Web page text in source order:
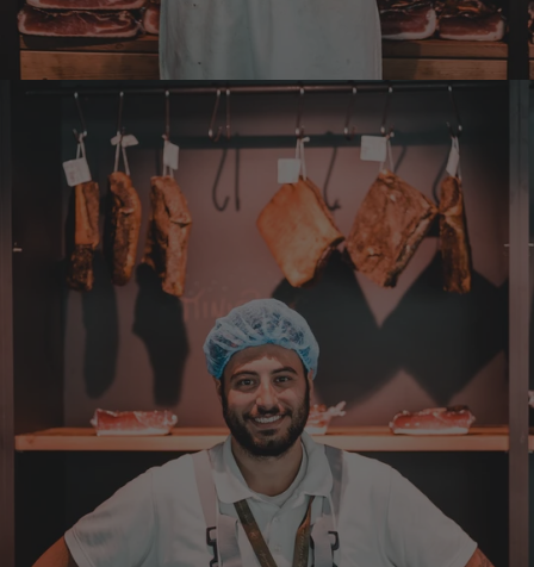
Verifizierter Kunde
Bisher alles lecker und gut.
7.8.2026
Roland
Verifizierter Kunde
Hallo Ich konnte erst heute mein Paket
abholen , bin sehr überrascht kann Euch nur
weiter empfehlen Lg Roland Rihaczek
Thorsten
Verifizierter Kunde
Die Abläufe sind super einfach. Die Ware hat
eine sensationelle Qualität und die Lieferung
erfolgt schnell und zuverlässig. 👍
6.8.2026